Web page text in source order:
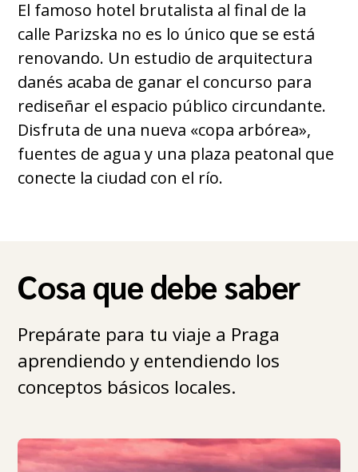
El famoso hotel brutalista al final de la
calle Parizska no es lo único que se está
renovando. Un estudio de arquitectura
danés acaba de ganar el concurso para
rediseñar el espacio público circundante.
Disfruta de una nueva «copa arbórea»,
fuentes de agua y una plaza peatonal que
conecte la ciudad con el río.
Cosa que debe saber
Prepárate para tu viaje a Praga
aprendiendo y entendiendo los
conceptos básicos locales.